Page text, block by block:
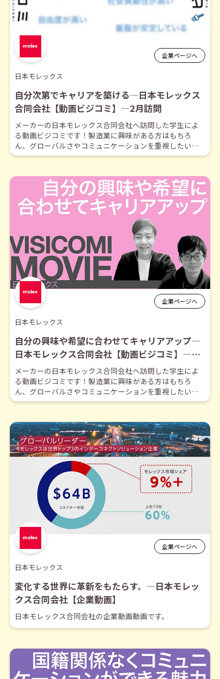
企業ページへ
日本モレックス
自分次第でキャリアを築ける―日本モレックス
合同会社【動画ビジコミ】―2月訪問
メーカーの日本モレックス合同会社へ訪問した学生によ
る動画ビジコミです！製造業に興味がある方はもちろ
ん、グローバルさやコミュニケーションを重視したい方
は必見です！
企業ページへ
日本モレックス
自分の興味や希望に合わせてキャリアアップ―
日本モレックス合同会社【動画ビジコミ】―12
月訪問
メーカーの日本モレックス合同会社へ訪問した学生によ
る動画ビジコミです！製造業に興味がある方はもちろ
ん、グローバルさやコミュニケーションを重視したい方
は必見です！
企業ページへ
日本モレックス
変化する世界に革新をもたらす。―日本モレッ
クス合同会社【企業動画】
日本モレックス合同会社の企業動画動画です。